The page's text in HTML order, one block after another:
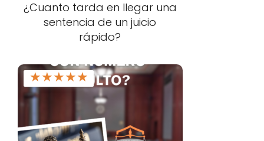
¿Cuanto tarda en llegar una
sentencia de un juicio
rápido?
★★★★★